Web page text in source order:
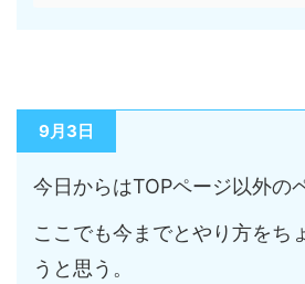
9月3日
今日からはTOPページ以外の
ここでも今までとやり方をち
うと思う。